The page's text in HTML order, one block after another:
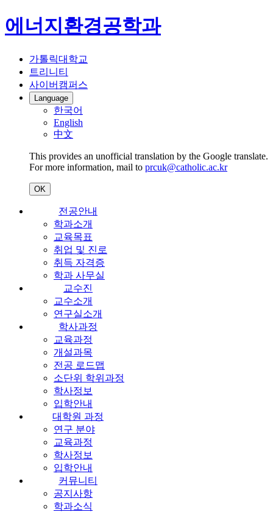
에너지환경공학과
가톨릭대학교
트리니티
사이버캠퍼스
Language
한국어
English
中文
This provides an unofficial translation by the Google translate.
For more information, mail to prcuk@catholic.ac.kr
OK
전공안내
학과소개
교육목표
취업 및 진로
취득 자격증
학과 사무실
교수진
교수소개
연구실소개
학사과정
교육과정
개설과목
전공 로드맵
소단위 학위과정
학사정보
입학안내
대학원 과정
연구 분야
교육과정
학사정보
입학안내
커뮤니티
공지사항
학과소식